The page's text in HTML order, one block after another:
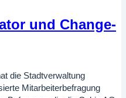
und Change-
die Stadtverwaltung
Mitarbeiterbefragung